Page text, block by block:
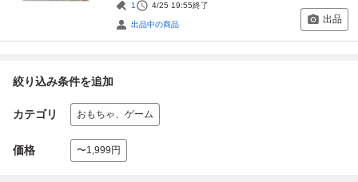
1 4/25 19:55終了
出品中の商品 出品
絞り込み条件を追加
カテゴリ おもちゃ、ゲーム
価格 〜1,999円